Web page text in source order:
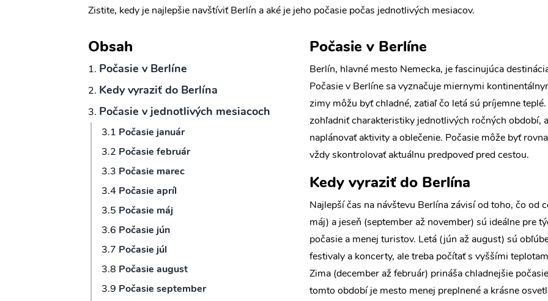
Zistite, kedy je najlepšie navštíviť Berlín a aké je jeho počasie počas jednotlivých mesiacov.
Obsah
Počasie v Berlíne
Kedy vyraziť do Berlína
Počasie v jednotlivých mesiacoch
Počasie január
Počasie február
Počasie marec
Počasie apríl
Počasie máj
Počasie jún
Počasie júl
Počasie august
Počasie september
Počasie v Berlíne
Berlín, hlavné mesto Nemecka, je fascinujúca
Počasie v Berlíne sa vyznačuje miernymi
zimy môžu byť chladné, zatiaľ čo letá sú príjemne
zohľadniť charakteristiky jednotlivých ročných období,
naplánovať aktivity a oblečenie. Počasie môže byť
vždy skontrolovať aktuálnu predpoveď pred cestou.
Kedy vyraziť do Berlína
Najlepší čas na návštevu Berlína závisí od toho, čo od
máj) a jeseň (september až november) sú ideálne pre
počasie a menej turistov. Letá (jún až august) sú
festivaly a koncerty, ale treba počítať s vyššími
Zima (december až február) prináša chladnejšie
tomto období je mesto menej preplnené a krásne